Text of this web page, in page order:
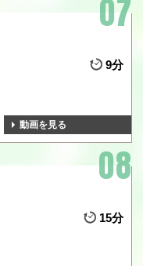
9分
動画を見る
15分